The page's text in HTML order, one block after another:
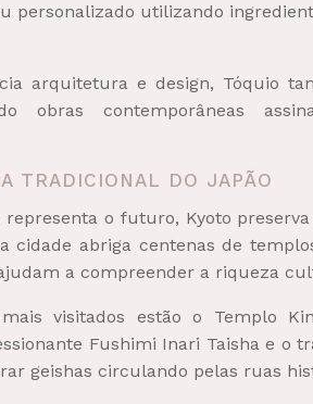
personalizado utilizando
arquitetura e design, Tóquio
obras contemporâneas
TRADICIONAL DO JAPÃO
representa o futuro, Kyoto
cidade abriga centenas de
a compreender a riqueza
visitados estão o Templo
Fushimi Inari Taisha e o
geishas circulando pelas ruas